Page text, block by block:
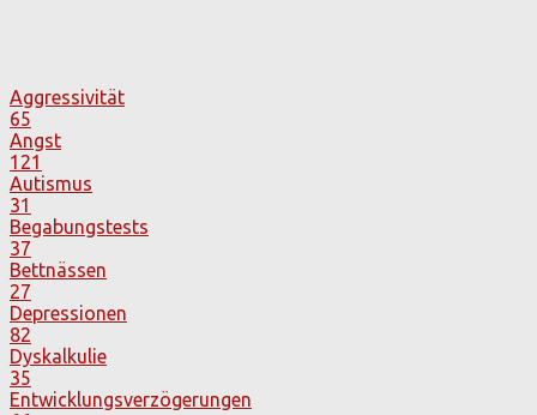
Aggressivität
65
Angst
121
Autismus
31
Begabungstests
37
Bettnässen
27
Depressionen
82
Dyskalkulie
35
Entwicklungsverzögerungen